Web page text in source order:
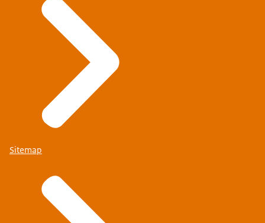
Sitemap